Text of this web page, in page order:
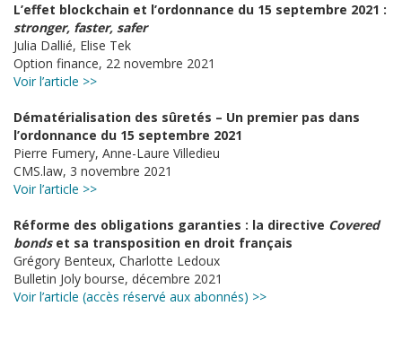
L’effet blockchain et l’ordonnance du 15 septembre 2021 :
stronger, faster, safer
Julia Dallié, Elise Tek
Option finance, 22 novembre 2021
Voir l’article >>
Dématérialisation des sûretés – Un premier pas dans
l’ordonnance du 15 septembre 2021
Pierre Fumery, Anne-Laure Villedieu
CMS.law, 3 novembre 2021
Voir l’article >>
Réforme des obligations garanties : la directive Covered
bondset sa transposition en droit français
Grégory Benteux, Charlotte Ledoux
Bulletin Joly bourse, décembre 2021
Voir l’article (accès réservé aux abonnés) >>